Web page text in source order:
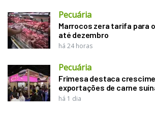
Pecuária
Marrocos zera tarifa para
até dezembro
há 24 horas
Pecuária
Frimesa destaca
exportações de carne
há 1 dia